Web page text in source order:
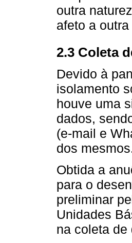
outra
afeto a
2.3 Coleta
Devido à
isolamento
houve uma
dados,
(e-mail e
dos
Obtida a
para o
preliminar
Unidades
na coleta de